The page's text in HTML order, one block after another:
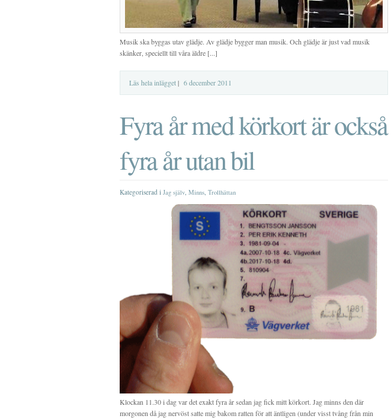
Musik ska byggas utav glädje. Av glädje bygger man musik. Och glädje är just vad musik
skänker, speciellt till våra äldre [...]
Läs hela inlägget| 6 december 2011
Fyra år med körkort är också
fyra år utan bil
Kategoriserad i Jag själv, Minns, Trollhättan
Klockan 11.30 i dag var det exakt fyra år sedan jag fick mitt körkort. Jag minns den där
morgonen då jag nervöst satte mig bakom ratten för att äntligen (under visst tvång från min